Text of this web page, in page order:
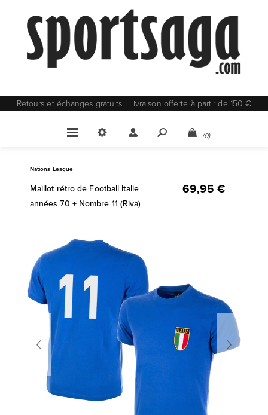
Retours et échanges gratuits | Livraison offerte à partir de 150 €
(0)
Nations League
Maillot rétro de Football Italie
années 70 + Nombre 11 (Riva)
69,95 €